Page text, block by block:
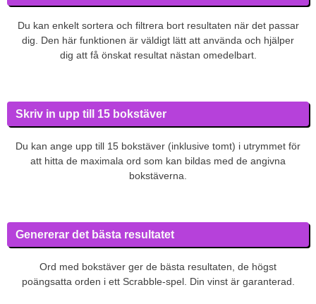
Du kan enkelt sortera och filtrera bort resultaten när det passar
dig. Den här funktionen är väldigt lätt att använda och hjälper
dig att få önskat resultat nästan omedelbart.
Skriv in upp till 15 bokstäver
Du kan ange upp till 15 bokstäver (inklusive tomt) i utrymmet för
att hitta de maximala ord som kan bildas med de angivna
bokstäverna.
Genererar det bästa resultatet
Ord med bokstäver ger de bästa resultaten, de högst
poängsatta orden i ett Scrabble-spel. Din vinst är garanterad.